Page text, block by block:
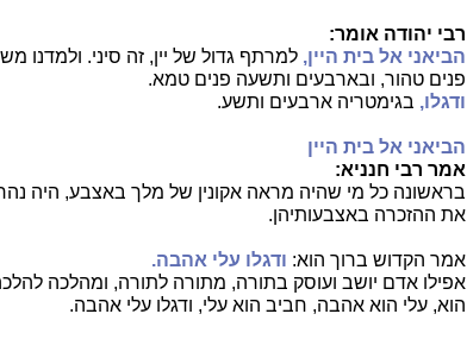
רבי יהודה אומר:
הביאני אל בית היין, למרתף גדול של יין, זה סיני.
פנים טהור, ובארבעים ותשעה פנים טמא.
ודגלו, בגימטריה ארבעים ותשע.
הביאני אל בית היין
אמר רבי חנניא:
בראשונה כל מי שהיה מראה אקונין של מלך באצבע, היה
את ההזכרה באצבעותיהן.
אמר הקדוש ברוך הוא: ודגלו עלי אהבה.
אפילו אדם יושב ועוסק בתורה, מתורה לתורה, ומהלכה
הוא, עלי הוא אהבה, חביב הוא עלי, ודגלו עלי אהבה.